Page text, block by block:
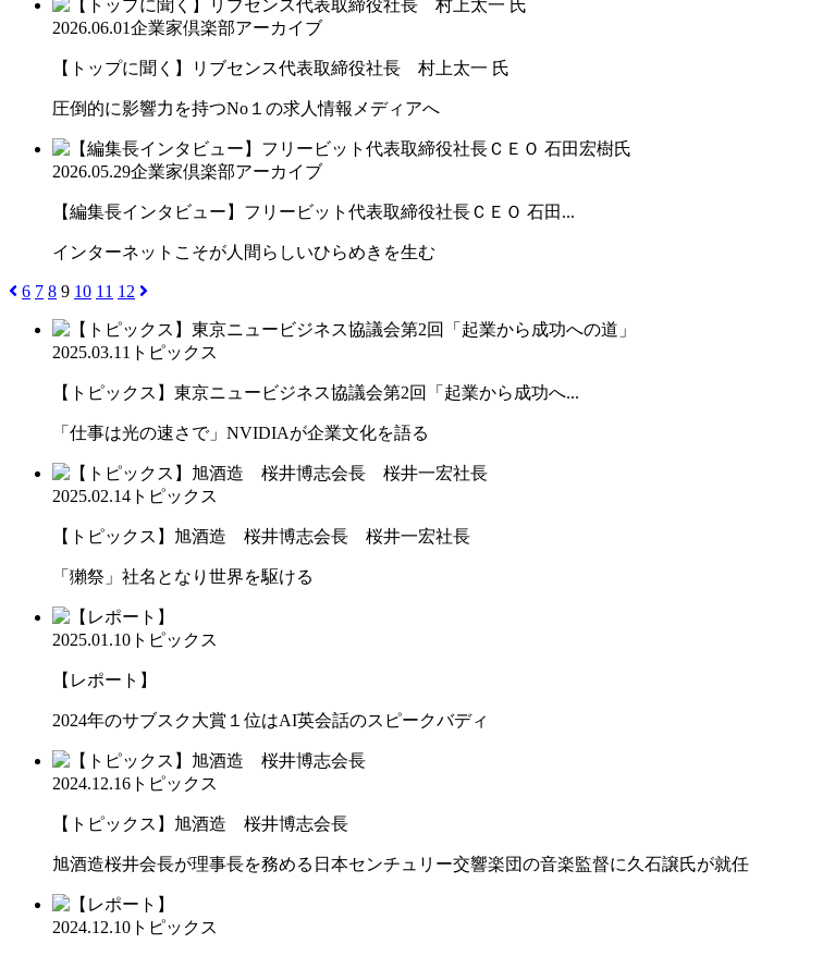
2026.06.01企業家倶楽部アーカイブ
【トップに聞く】リブセンス代表取締役社長 村上太一 氏
圧倒的に影響力を持つNo１の求人情報メディアへ
2026.05.29企業家倶楽部アーカイブ
【編集長インタビュー】フリービット代表取締役社長ＣＥＯ 石田...
インターネットこそが人間らしいひらめきを生む
6 7 8 9 10 11 12
2025.03.11 トピックス
【トピックス】東京ニュービジネス協議会第2回「起業から成功へ...
「仕事は光の速さで」NVIDIAが企業文化を語る
2025.02.14 トピックス
【トピックス】旭酒造 桜井博志会長 桜井一宏社長
「獺祭」社名となり世界を駆ける
2025.01.10 トピックス
【レポート】
2024年のサブスク大賞１位はAI英会話のスピークバディ
2024.12.16 トピックス
【トピックス】旭酒造 桜井博志会長
旭酒造桜井会長が理事長を務める日本センチュリー交響楽団の音楽監督に久石譲氏が就任
2024.12.10 トピックス